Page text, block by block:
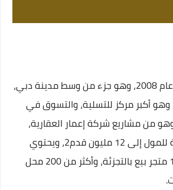
في عام 2008، وهو جزء من وسط مدينة دبي،
أكبر مركز للتسلية، والتسوق في
من مشاريع شركة إعمار العقارية،
وتصل مساحته الكلية للمول إلى 12 مليون قدم2، ويحتوي
على ما يزيد عن 1200 متجر بيع بالتجزئة، وأكثر من 200 محل